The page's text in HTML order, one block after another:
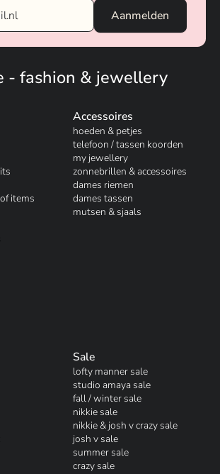
- fashion & jewellery
items
Accessoires
hoeden & petjes
telefoon / tassen koorden
my jewellery
zonnebrillen & accessoires
dames riemen
dames tassen
mutsen & sjaals
Sale
lofty manner sale
studio amaya sale
fall / winter sale
nikkie sale
nikkie & josh v crazy sale
josh v sale
summer sale
crazy sale